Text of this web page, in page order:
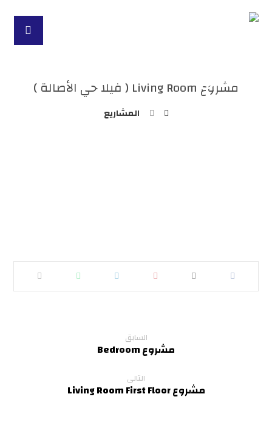
مشروع Living Room ( فيلا حي الأصالة )
المشاريع
السابق
مشروع Bedroom
التالى
مشروع Living Room First Floor